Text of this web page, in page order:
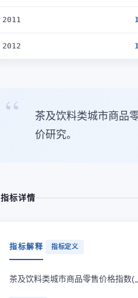
2011
2012
茶及饮料类城市商品
价研究。
指标详情
指标解释 指标定义
茶及饮料类城市商品零售价格指数(